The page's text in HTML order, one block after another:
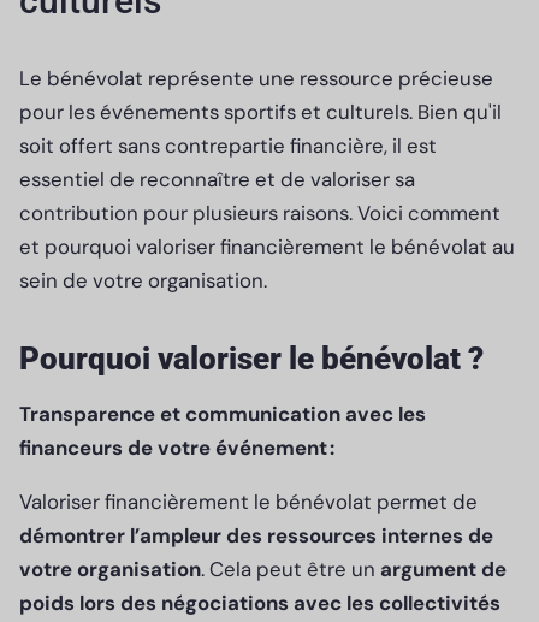
Le bénévolat représente une ressource précieuse
pour les événements sportifs et culturels. Bien qu'il
soit offert sans contrepartie financière, il est
essentiel de reconnaître et de valoriser sa
contribution pour plusieurs raisons. Voici comment
et pourquoi valoriser financièrement le bénévolat au
sein de votre organisation.
Pourquoi valoriser le bénévolat ?
Transparence et communication avec les
financeurs de votre événement :
Valoriser financièrement le bénévolat permet de
démontrer l’ampleur des ressources internes de
votre organisation. Cela peut être un argument de
poids lors des négociations avec les collectivités